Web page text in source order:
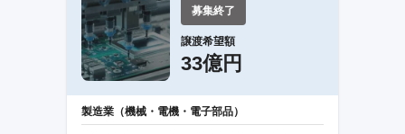
募集終了
譲渡希望額
33億円
製造業（機械・電機・電子部品）